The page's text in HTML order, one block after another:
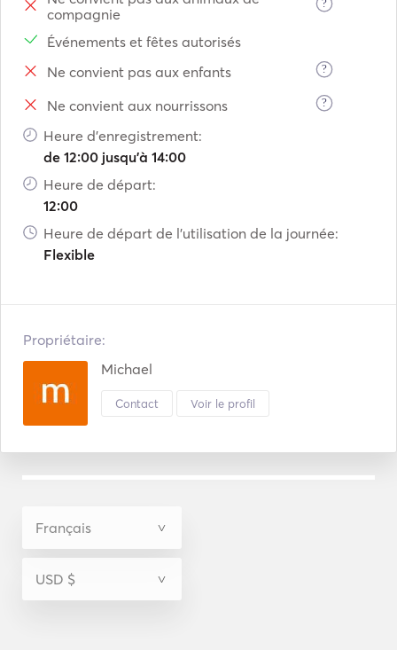
compagnie
?
Événements et fêtes autorisés
Ne convient pas aux enfants
?
Ne convient aux nourrissons ?
Heure d'enregistrement:
de 12:00 jusqu'à 14:00
Heure de départ:
12:00
Heure de départ de l'utilisation de la journée:
Flexible
Propriétaire:
Michael
Contact Voir le profil